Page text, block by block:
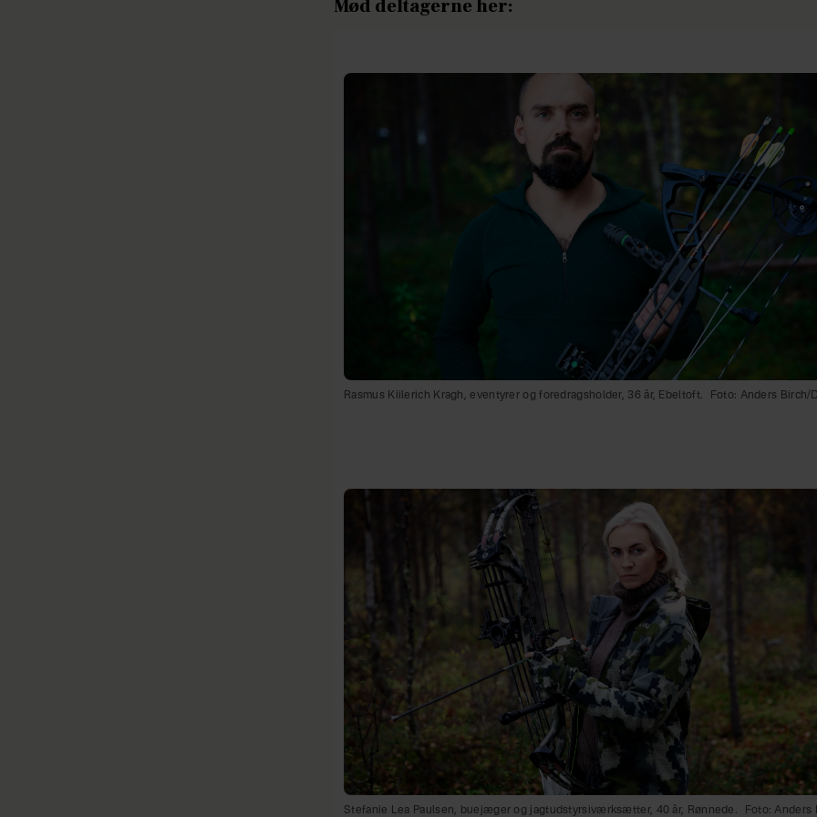
Mød deltagerne her:
Rasmus Kiilerich Kragh, eventyrer og foredragsholder, 36 år, Ebeltoft. Foto: Anders Birch/
Stefanie Lea Paulsen, buejæger og jagtudstyrsiværksætter, 40 år, Rønnede. Foto: Anders